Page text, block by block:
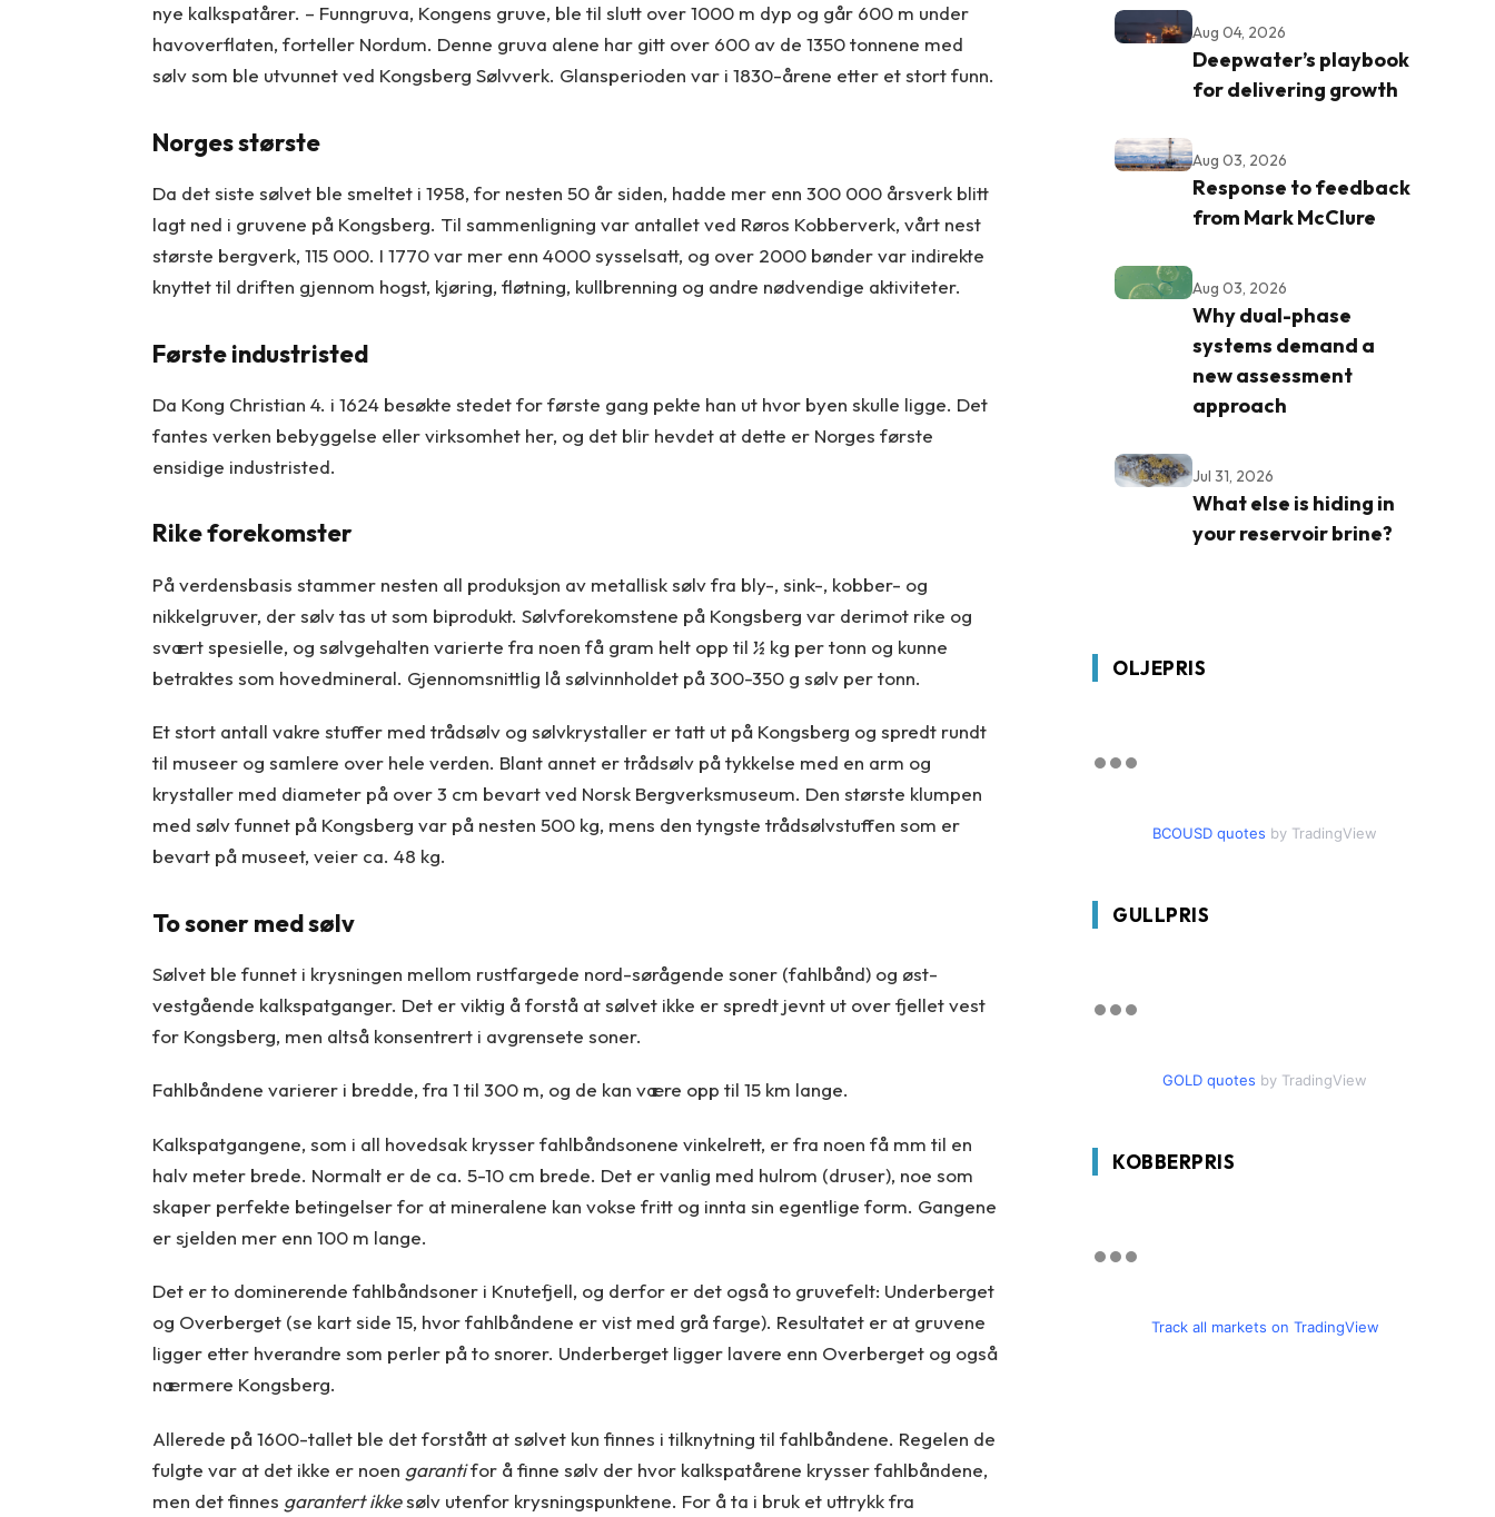
nye kalkspatårer. – Funngruva, Kongens gruve, ble til slutt over 1000 m dyp og går 600 m under
havoverflaten, forteller Nordum. Denne gruva alene har gitt over 600 av de 1350 tonnene med
sølv som ble utvunnet ved Kongsberg Sølvverk. Glansperioden var i 1830-årene etter et stort funn.
Norges største
Da det siste sølvet ble smeltet i 1958, for nesten 50 år siden, hadde mer enn 300 000 årsverk blitt
lagt ned i gruvene på Kongsberg. Til sammenligning var antallet ved Røros Kobberverk, vårt nest
største bergverk, 115 000. I 1770 var mer enn 4000 sysselsatt, og over 2000 bønder var indirekte
knyttet til driften gjennom hogst, kjøring, fløtning, kullbrenning og andre nødvendige aktiviteter.
Første industristed
Da Kong Christian 4. i 1624 besøkte stedet for første gang pekte han ut hvor byen skulle ligge. Det
fantes verken bebyggelse eller virksomhet her, og det blir hevdet at dette er Norges første
ensidige industristed.
Rike forekomster
På verdensbasis stammer nesten all produksjon av metallisk sølv fra bly-, sink-, kobber- og
nikkelgruver, der sølv tas ut som biprodukt. Sølvforekomstene på Kongsberg var derimot rike og
svært spesielle, og sølvgehalten varierte fra noen få gram helt opp til ½ kg per tonn og kunne
betraktes som hovedmineral. Gjennomsnittlig lå sølvinnholdet på 300-350 g sølv per tonn.
Et stort antall vakre stuffer med trådsølv og sølvkrystaller er tatt ut på Kongsberg og spredt rundt
til museer og samlere over hele verden. Blant annet er trådsølv på tykkelse med en arm og
krystaller med diameter på over 3 cm bevart ved Norsk Bergverksmuseum. Den største klumpen
med sølv funnet på Kongsberg var på nesten 500 kg, mens den tyngste trådsølvstuffen som er
bevart på museet, veier ca. 48 kg.
To soner med sølv
Sølvet ble funnet i krysningen mellom rustfargede nord-sørågende soner (fahlbånd) og øst-
vestgående kalkspatganger. Det er viktig å forstå at sølvet ikke er spredt jevnt ut over fjellet vest
for Kongsberg, men altså konsentrert i avgrensete soner.
Fahlbåndene varierer i bredde, fra 1 til 300 m, og de kan være opp til 15 km lange.
Kalkspatgangene, som i all hovedsak krysser fahlbåndsonene vinkelrett, er fra noen få mm til en
halv meter brede. Normalt er de ca. 5-10 cm brede. Det er vanlig med hulrom (druser), noe som
skaper perfekte betingelser for at mineralene kan vokse fritt og innta sin egentlige form. Gangene
er sjelden mer enn 100 m lange.
Det er to dominerende fahlbåndsoner i Knutefjell, og derfor er det også to gruvefelt: Underberget
og Overberget (se kart side 15, hvor fahlbåndene er vist med grå farge). Resultatet er at gruvene
ligger etter hverandre som perler på to snorer. Underberget ligger lavere enn Overberget og også
nærmere Kongsberg.
Allerede på 1600-tallet ble det forstått at sølvet kun finnes i tilknytning til fahlbåndene. Regelen de
fulgte var at det ikke er noen garantifor å finne sølv der hvor kalkspatårene krysser fahlbåndene,
men det finnes garantert ikkesølv utenfor krysningspunktene. For å ta i bruk et uttrykk fra
Aug 04, 2026
Deepwater’s playbook
for delivering growth
Aug 03, 2026
Response to feedback
from Mark McClure
Aug 03, 2026
Why dual-phase
systems demand a
new assessment
approach
Jul 31, 2026
What else is hiding in
your reservoir brine?
OLJEPRIS
BCOUSD quotes by TradingView
GULLPRIS
GOLD quotes by TradingView
KOBBERPRIS
Track all markets on TradingView